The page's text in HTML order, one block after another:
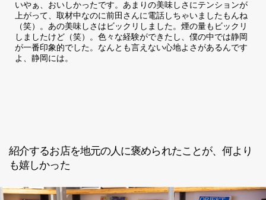
いやぁ、おいしかったです。あまりの美味しさにテンションが
上がって、取材中なのに前田さんに電話しちゃいましたもんね
（笑）。あの美味しさはビックリしました。煙の量もビックリ
しましたけど（笑）。色々な経験ができたし、僕の中では静岡
が一番印象的でした。なんとも言えない心地よさがあるんです
よ、静岡には。
紹介するお店を地元の人に褒められたことが、何より
も嬉しかった